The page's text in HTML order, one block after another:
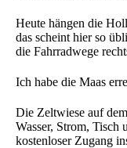
Heute hängen die
das scheint hier so
die Fahrradwege
Ich habe die Maas
Die Zeltwiese auf
Wasser, Strom,
kostenloser Zugang